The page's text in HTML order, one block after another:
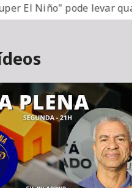
Niño" pode levar quase